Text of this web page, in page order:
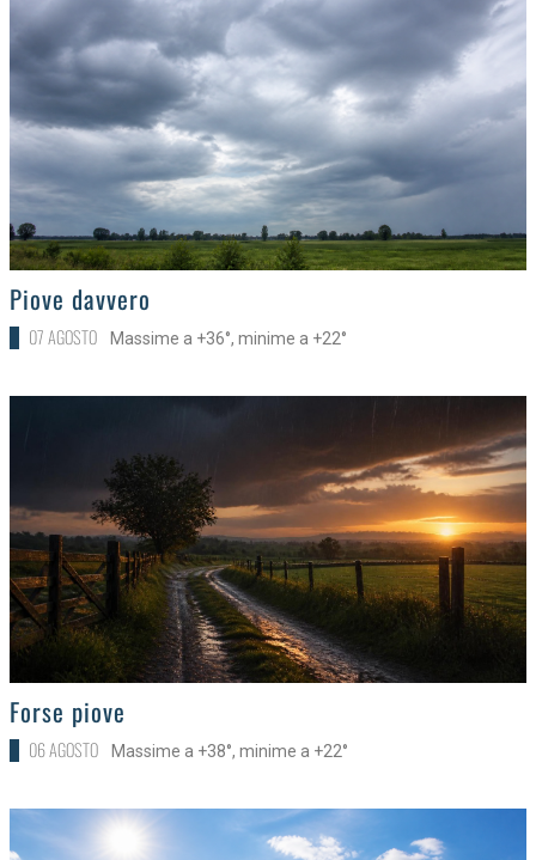
>
Piove davvero
07 AGOSTO Massime a +36°, minime a +22°
>
Forse piove
06 AGOSTO Massime a +38°, minime a +22°